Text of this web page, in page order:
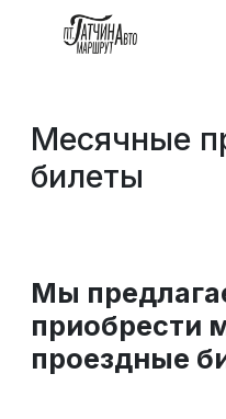
Месячные
билеты
Мы
приобрести
проездные